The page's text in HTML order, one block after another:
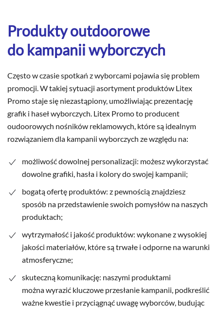
Produkty outdoorowe
do kampanii wyborczych
Często w czasie spotkań z wyborcami pojawia się problem
promocji. W takiej sytuacji asortyment produktów Litex
Promo staje się niezastąpiony, umożliwiając prezentację
grafik i haseł wyborczych. Litex Promo to producent
oudoorowych nośników reklamowych, które są idealnym
rozwiązaniem dla kampanii wyborczych ze względu na:
możliwość dowolnej personalizacji: możesz wykorzystać
dowolne grafiki, hasła i kolory do swojej kampanii;
bogatą ofertę produktów: z pewnością znajdziesz
sposób na przedstawienie swoich pomysłów na naszych
produktach;
wytrzymałość i jakość produktów: wykonane z wysokiej
jakości materiałów, które są trwałe i odporne na warunki
atmosferyczne;
skuteczną komunikację: naszymi produktami
można wyrazić kluczowe przesłanie kampanii, podkreślić
ważne kwestie i przyciągnąć uwagę wyborców, budując